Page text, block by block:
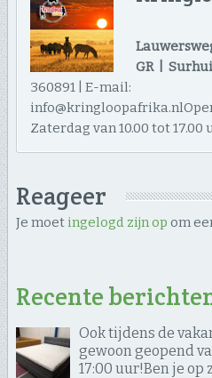
GR |
360891 | E-mail:
Zaterdag van 10.00 tot 17.00
Reageer
Je moet ingelogd zijn op om
Recente
Ook tijdens de
gewoon geopend
17:00 uur! ​Ben je op